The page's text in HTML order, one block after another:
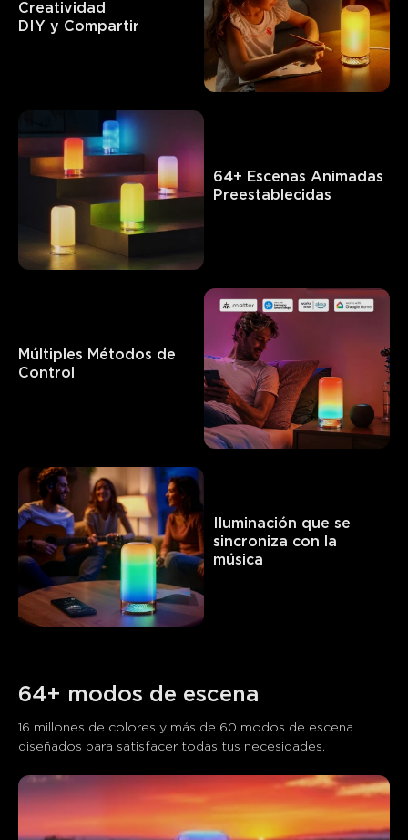
Creatividad
DIY y Compartir
64+ Escenas Animadas
Preestablecidas
Múltiples Métodos de
Control
Iluminación que se
sincroniza con la
música
64+ modos de escena
16 millones de colores y más de 60 modos de escena
diseñados para satisfacer todas tus necesidades.
Lo que dicen los clientes
Color options and customization
0
Los clientes mencionan Positivo
Generado por IA a partir del texto de las reseñas de los